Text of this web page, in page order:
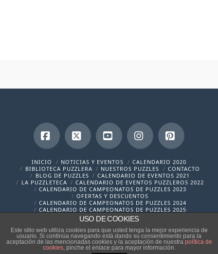
Facebook
X YouTubeInstagramPinterest
INICIO NOTICIAS Y EVENTOS
CALENDARIO 2020
BIBLIOTECA PUZZLERA
NUESTROS PUZZLES
CONTACTO
BLOG DE PUZZLES
CALENDARIO DE EVENTOS 2021
LA PUZZLETECA
CALENDARIO DE EVENTOS PUZZLEROS 2022
CALENDARIO DE CAMPEONATOS DE PUZZLES 2023
OFERTAS Y DESCUENTOS
CALENDARIO DE CAMPEONATOS DE PUZZLES 2024
CALENDARIO DE CAMPEONATOS DE PUZZLES 2025
contacto@cronicaspuzzleras.com
USO DE COOKIES
Este sitio web utiliza cookies para que usted tenga la mejor experiencia de
usuario. Si continúa navegando está dando su consentimiento para la
aceptación de las mencionadas cookies y la aceptación de nuestra política de
cookies, pinche el enlace para mayor información.